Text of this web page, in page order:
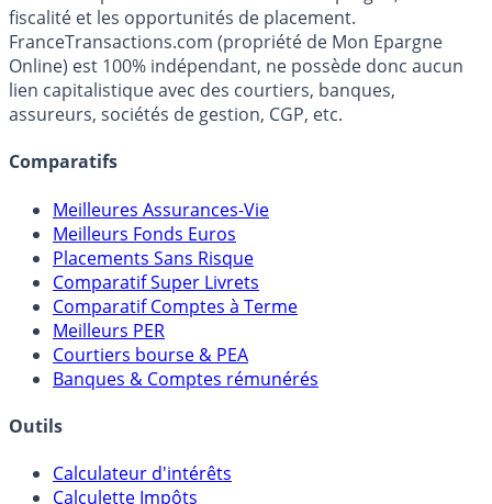
Premier guide épargne de France, en ligne depuis 2001.
Média indépendant de référence sur l'épargne, la
fiscalité et les opportunités de placement.
FranceTransactions.com (propriété de Mon Epargne
Online) est 100% indépendant, ne possède donc aucun
assureurs, sociétés de gestion, CGP, etc.
Comparatifs
Meilleures Assurances-Vie
Meilleurs Fonds Euros
Placements Sans Risque
Comparatif Super Livrets
Comparatif Comptes à Terme
Meilleurs PER
Banques & Comptes rémunérés
Outils